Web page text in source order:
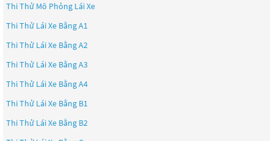
Thi Thử Mô Phỏng Lái Xe
Thi Thử Lái Xe Bằng A1
Thi Thử Lái Xe Bằng A2
Thi Thử Lái Xe Bằng A3
Thi Thử Lái Xe Bằng A4
Thi Thử Lái Xe Bằng B1
Thi Thử Lái Xe Bằng B2